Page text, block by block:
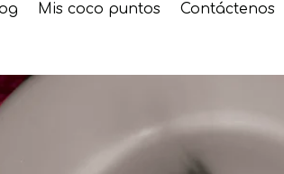
Mis coco puntos Contáctenos